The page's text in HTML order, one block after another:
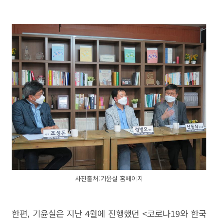
사진출처:기윤실 홈페이지
한편, 기윤실은 지난 4월에 진행했던 <코로나19와 한국